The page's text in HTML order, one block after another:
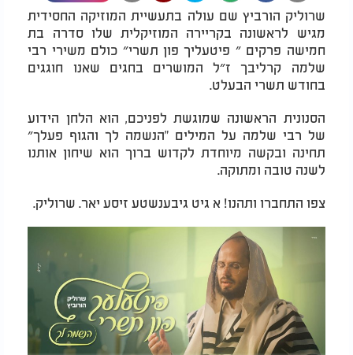
שרוליק הורביץ שם עולה בתעשיית המוזיקה החסידית
מגיש לראשונה בקריירה המוזיקלית שלו סדרה בת
חמישה פרקים ״ פיטעליך פון תשרי״ כולם משירי רבי
שלמה קרליבך ז״ל המושרים בחגים שאנו חוגגים
בחודש תשרי הבעלט.
הסנונית הראשונה שמוגשת לפניכם, הוא הלחן הידוע
של רבי שלמה על המילים "הנשמה לך והגוף פעלך״
תחינה ובקשה מיוחדת לקדוש ברוך הוא שיחון אותנו
לשנה טובה ומתוקה.
צפו התחברו ותהנו! א גיט גיבענשטע זיסע יאר. שרוליק.